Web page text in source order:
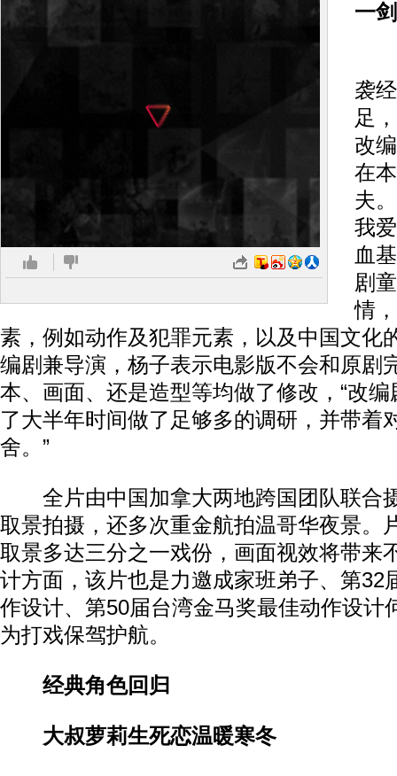
一剑
袭
足
改
在
夫
我
血
剧
情
素，例如动作及犯罪元素，以及中国文化
编剧兼导演，杨子表示电影版不会和原剧
本、画面、还是造型等均做了修改，“改
了大半年时间做了足够多的调研，并带着
舍。”
全片由中国加拿大两地跨国团队联合
取景拍摄，还多次重金航拍温哥华夜景。
取景多达三分之一戏份，画面视效将带来
计方面，该片也是力邀成家班弟子、第32
作设计、第50届台湾金马奖最佳动作设计
为打戏保驾护航。
经典角色回归
大叔萝莉生死恋温暖寒冬